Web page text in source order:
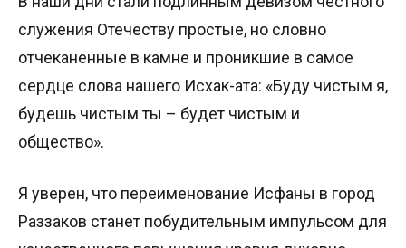
служения Отечеству простые, но словно
отчеканенные в камне и проникшие в самое
сердце слова нашего Исхак-ата: «Буду чистым я,
будешь чистым ты – будет чистым и
общество».
Я уверен, что переименование Исфаны в город
Раззаков станет побудительным импульсом для